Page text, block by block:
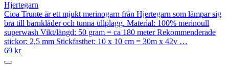
Hjertegarn
Cioa Trunte är ett mjukt merinogarn från Hjertegarn som lämpar sig
bra till barnkläder och tunna ullplagg. Material: 100% merinoull
superwash Vikt/längd: 50 gram = ca 180 meter Rekommenderade
stickor: 2,5 mm Stickfasthet: 10 x 10 cm = 30m x 42v …
69 kr